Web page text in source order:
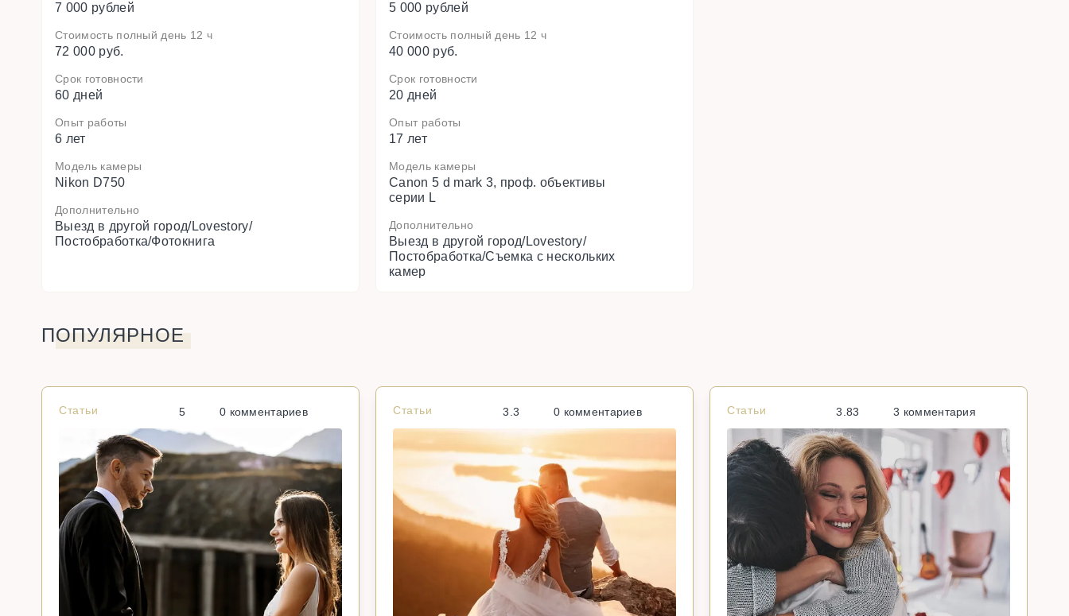
7 000 рублей
Стоимость полный день 12 ч
72 000 руб.
Срок готовности
60 дней
Опыт работы
6 лет
Модель камеры
Nikon D750
Дополнительно
Выезд в другой город/Lovestory/
Постобработка/Фотокнига
5 000 рублей
Стоимость полный день 12 ч
40 000 руб.
Срок готовности
20 дней
Опыт работы
17 лет
Модель камеры
Canon 5 d mark 3, проф. объективы
серии L
Дополнительно
Выезд в другой город/Lovestory/
Постобработка/Съемка с нескольких
камер
ПОПУЛЯРНОЕ
Статьи 5 0 комментариев Статьи 3.3 0 комментариев Статьи 3.83 3 комментария